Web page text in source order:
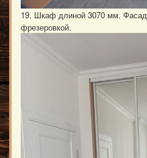
19. Шкаф длиной 3070 мм.
фрезеровкой.